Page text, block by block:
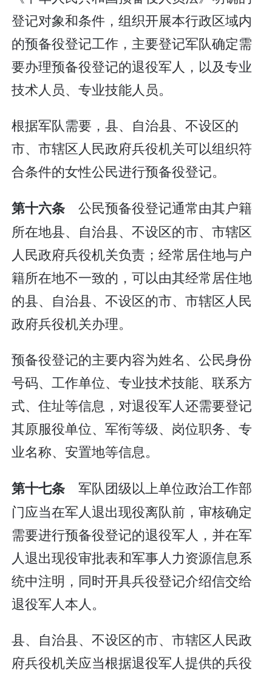
登记对象和条件，组织开展本行政区域内
的预备役登记工作，主要登记军队确定需
要办理预备役登记的退役军人，以及专业
技术人员、专业技能人员。
根据军队需要，县、自治县、不设区的
市、市辖区人民政府兵役机关可以组织符
合条件的女性公民进行预备役登记。
第十六条公民预备役登记通常由其户籍
所在地县、自治县、不设区的市、市辖区
人民政府兵役机关负责；经常居住地与户
籍所在地不一致的，可以由其经常居住地
的县、自治县、不设区的市、市辖区人民
政府兵役机关办理。
预备役登记的主要内容为姓名、公民身份
号码、工作单位、专业技术技能、联系方
式、住址等信息，对退役军人还需要登记
其原服役单位、军衔等级、岗位职务、专
业名称、安置地等信息。
第十七条军队团级以上单位政治工作部
门应当在军人退出现役离队前，审核确定
需要进行预备役登记的退役军人，并在军
人退出现役审批表和军事人力资源信息系
统中注明，同时开具兵役登记介绍信交给
退役军人本人。
县、自治县、不设区的市、市辖区人民政
府兵役机关应当根据退役军人提供的兵役